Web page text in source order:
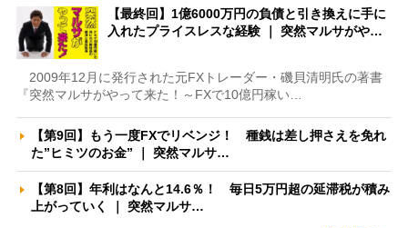
【最終回】1億6000万円の負債と引き換えに手に
入れたプライスレスな経験 ｜ 突然マルサがや…
2009年12月に発行された元FXトレーダー・磯貝清明氏の著書
『突然マルサがやって来た！～FXで10億円稼い…
【第9回】もう一度FXでリベンジ！ 種銭は差し押さえを免れ
た”ヒミツのお金” ｜ 突然マルサ…
【第8回】年利はなんと14.6％！ 毎日5万円超の延滞税が積み
上がっていく ｜ 突然マルサ…